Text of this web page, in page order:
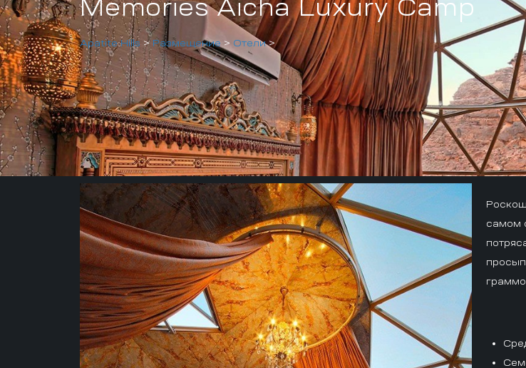
Memories Aicha Luxury Camp
Apatite Hills > Размещение > Отели>
самом